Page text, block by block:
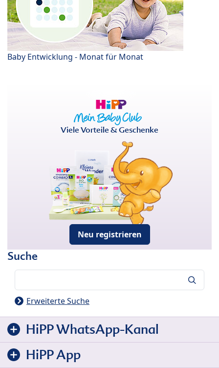
Baby Entwicklung - Monat für Monat
Viele Vorteile & Geschenke
Neu registrieren
Suche
Erweiterte Suche
HiPP WhatsApp-Kanal
HiPP App